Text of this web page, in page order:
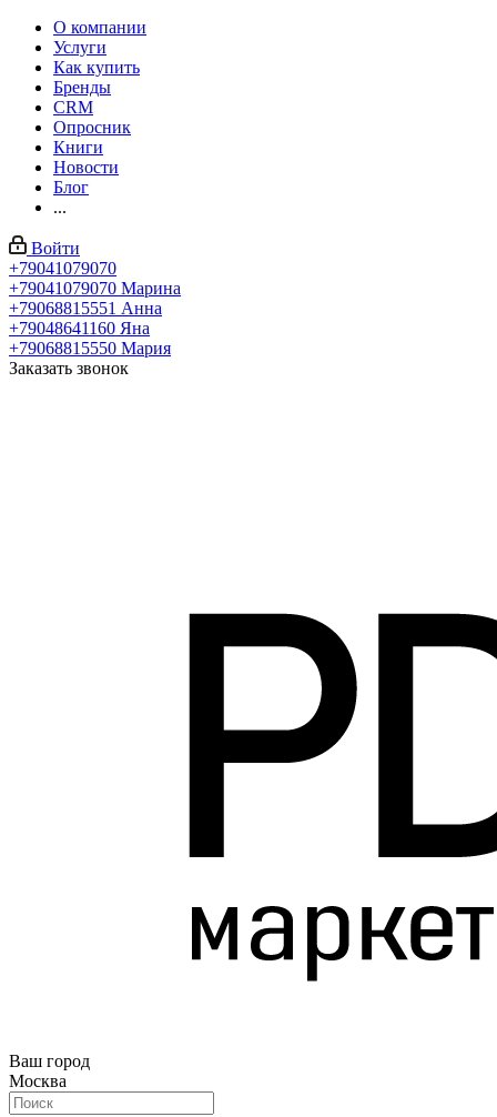
О компании
Услуги
Как купить
Бренды
CRM
Опросник
Книги
Новости
Блог
...
Войти
+79041079070
+79041079070 Марина
+79068815551 Анна
+79048641160 Яна
+79068815550 Мария
Заказать звонок
Ваш город
Москва